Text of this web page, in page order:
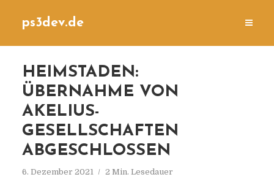
ps3dev.de
HEIMSTADEN:
ÜBERNAHME VON
AKELIUS-
GESELLSCHAFTEN
ABGESCHLOSSEN
6. Dezember 2021 2 Min. Lesedauer